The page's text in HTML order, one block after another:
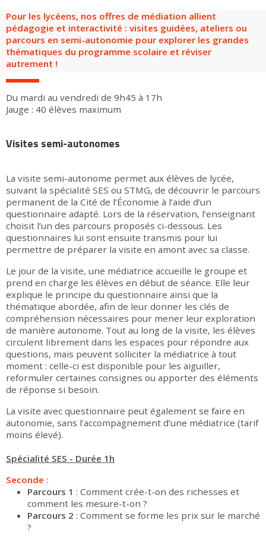
Pour les lycéens, nos offres de médiation allient
pédagogie et interactivité : visites guidées, ateliers ou
parcours en semi-autonomie pour explorer les grandes
thématiques du programme scolaire et réviser
autrement !
Du mardi au vendredi de 9h45 à 17h
Jauge : 40 élèves maximum
Visites semi-autonomes
La visite semi-autonome permet aux élèves de lycée,
suivant la spécialité SES ou STMG, de découvrir le parcours
permanent de la Cité de l’Économie à l’aide d’un
questionnaire adapté. Lors de la réservation, l’enseignant
choisit l’un des parcours proposés ci-dessous. Les
questionnaires lui sont ensuite transmis pour lui
permettre de préparer la visite en amont avec sa classe.
Le jour de la visite, une médiatrice accueille le groupe et
prend en charge les élèves en début de séance. Elle leur
explique le principe du questionnaire ainsi que la
thématique abordée, afin de leur donner les clés de
compréhension nécessaires pour mener leur exploration
de manière autonome. Tout au long de la visite, les élèves
circulent librement dans les espaces pour répondre aux
questions, mais peuvent solliciter la médiatrice à tout
moment : celle-ci est disponible pour les aiguiller,
reformuler certaines consignes ou apporter des éléments
de réponse si besoin.
La visite avec questionnaire peut également se faire en
autonomie, sans l’accompagnement d’une médiatrice (tarif
moins élevé).
Spécialité SES - Durée 1h
Seconde :
Parcours 1 : Comment crée-t-on des richesses et
comment les mesure-t-on ?
Parcours 2 : Comment se forme les prix sur le marché
?